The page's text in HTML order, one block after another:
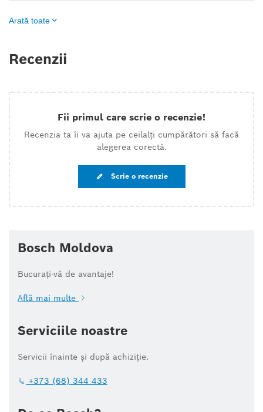
Arată toate
Recenzii
Fii primul care scrie o recenzie!
Recenzia ta îi va ajuta pe ceilalți cumpărători să facă
alegerea corectă.
Scrie o recenzie
Bosch Moldova
Bucurați-vă de avantaje!
Află mai multe
Serviciile noastre
Servicii înainte și după achiziție.
+373 (68) 344 433